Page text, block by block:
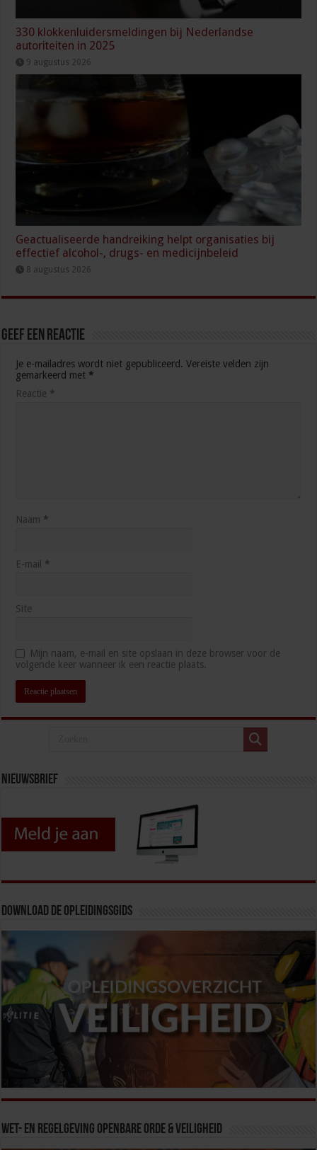
330 klokkenluidersmeldingen bij Nederlandse
autoriteiten in 2025
9 augustus 2026
Geactualiseerde handreiking helpt organisaties bij
effectief alcohol-, drugs- en medicijnbeleid
8 augustus 2026
Geef een reactie
Je e-mailadres wordt niet gepubliceerd. Vereiste velden zijn
gemarkeerd met *
Reactie *
Naam *
E-mail *
Site
Mijn naam, e-mail en site opslaan in deze browser voor de
volgende keer wanneer ik een reactie plaats.
Nieuwsbrief
Download de opleidingsgids
Wet- en Regelgeving Openbare Orde & Veiligheid